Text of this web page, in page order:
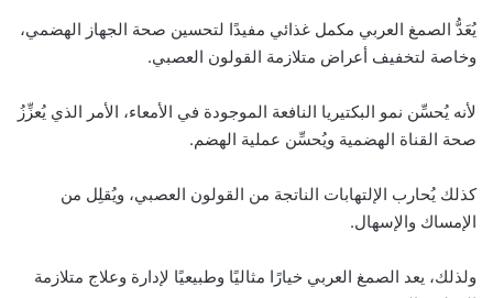
يُعَدُّ الصمغ العربي مكمل غذائي مفيدًا لتحسين صحة الجهاز الهضمي،
وخاصة لتخفيف أعراض متلازمة القولون العصبي.
لأنه يُحسِّن نمو البكتيريا النافعة الموجودة في الأمعاء، الأمر الذي يُعزِّزُ
صحة القناة الهضمية ويُحسِّن عملية الهضم.
كذلك يُحارب الإلتهابات الناتجة من القولون العصبي، ويُقلِل من
الإمساك والإسهال.
ولذلك، يعد الصمغ العربي خيارًا مثاليًا وطبيعيًا لإدارة وعلاج متلازمة